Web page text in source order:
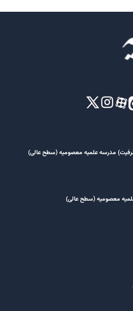
مدرسه علمیه معصومیه‌ (سطح عالی)
معصومیه‌ (سطح عالی)